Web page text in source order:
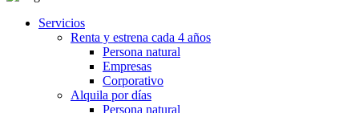
Servicios
Renta y estrena cada 4 años
Persona natural
Empresas
Corporativo
Alquila por días
Persona natural